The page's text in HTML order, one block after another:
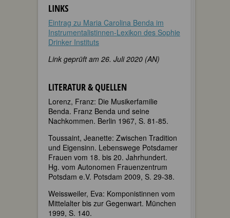
LINKS
Eintrag zu Maria Carolina Benda im
Instrumentalistinnen-Lexikon des Sophie
Drinker Instituts
Link geprüft am 26. Juli 2020 (AN)
LITERATUR & QUELLEN
Lorenz, Franz: Die Musikerfamilie
Benda. Franz Benda und seine
Nachkommen. Berlin 1967, S. 81-85.
Toussaint, Jeanette: Zwischen Tradition
und Eigensinn. Lebenswege Potsdamer
Frauen vom 18. bis 20. Jahrhundert.
Hg. vom Autonomen Frauenzentrum
Potsdam e.V. Potsdam 2009, S. 29-38.
Weissweiler, Eva: Komponistinnen vom
Mittelalter bis zur Gegenwart. München
1999, S. 140.